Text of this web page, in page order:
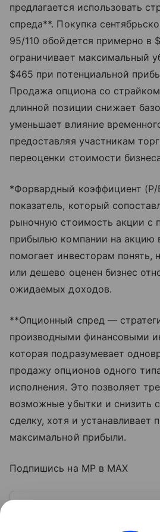
предлагается использовать
спреда**. Покупка
95/110 обойдется примерно в
ограничивает максимальный
$465 при потенциальной
Продажа опциона со страйком
длинной позиции снижает
уменьшает влияние
предоставляя участникам
переоценки стоимости
*Форвардный коэффициент
показатель, который
рыночную стоимость акции с
прибылью компании на акцию
помогает инвесторам понять,
или дешево оценен бизнес
ожидаемых доходов.
**Опционный спред —
производными финансовыми
которая подразумевает
продажу опционов одного
исполнения. Это позволяет
возможные убытки и снизить
сделку, хотя и устанавливает
максимальной прибыли.
Подпишись на MP в MAX